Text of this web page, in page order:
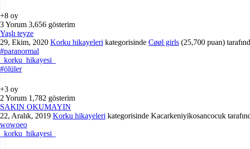
+8 oy
3Yorum 3,656 gösterim
Yaşlı teyze
29, Ekim, 2020 Korku hikayeleri kategorisinde Cøøl girls (25,700 puan)
#paranormal
_korku_hikayesi_
#ölüler
+3 oy
2 Yorum 1,782 gösterim
SAKIN OKUMAYIN
22, Aralık, 2019 Korku hikayeleri kategorisinde Kacarkeniyikosancocuk
wowoeo
_korku_hikayesi_